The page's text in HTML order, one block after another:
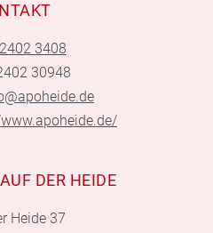
3408
30948
DER HEIDE
Heide 37